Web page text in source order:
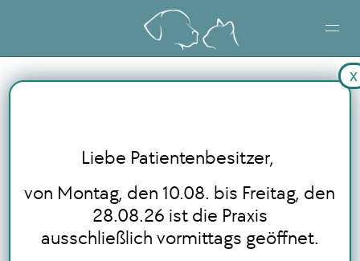
BLOG
ONLINE TERMINBUCHUNG
Liebe Patientenbesitzer,
von Montag, den 10.08. bis Freitag, den
28.08.26 ist die Praxis
ausschließlich vormittags geöffnet.
x